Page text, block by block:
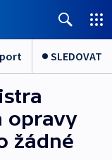
SLEDOVAT
opravy
žádné